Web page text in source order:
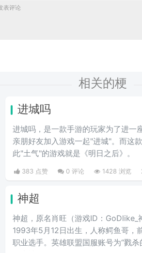
相关的梗
进城吗
进城吗，是一款手游的玩家为了进一
亲朋好友加入游戏一起"进城"。而这
此"土气"的游戏就是《明日之后》。
383 点赞 0 评论 1428 浏览
神超
神超，原名肖旺（游戏ID：GoDlike_
1993年5月12日出生，人称鳄鱼哥，
职业选手。英雄联盟国服账号为“戮杀